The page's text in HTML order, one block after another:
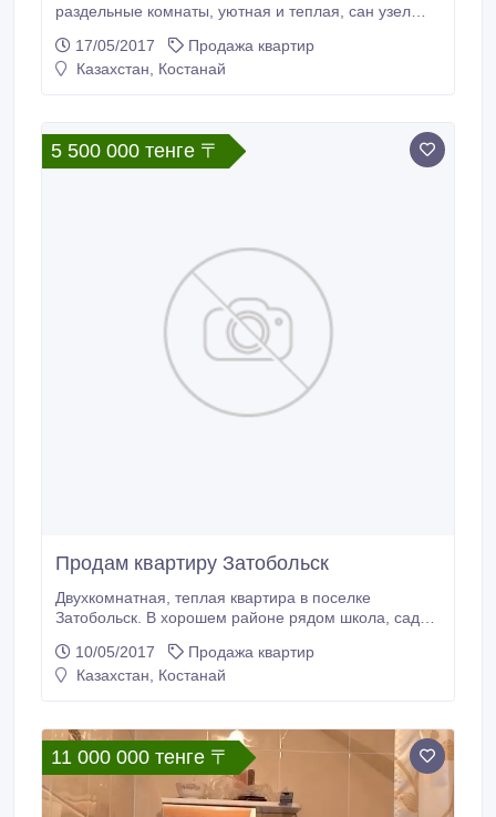
раздельные комнаты, уютная и теплая, сан узел
сантехника, в квартире заменены трубы,
радиаторы, есть счетчики на воду, пластиковые
дополнительных вложений.
17/05/2017
Продажа квартир
Казахстан, Костанай
5 500 000 тенге 〒
Продам квартиру Затобольск
Двухкомнатная, теплая квартира в поселке
Затобольск. В хорошем районе рядом школа, садик,
аристон, балкон остеклен, металлическая дверь,
10/05/2017
Продажа квартир
Казахстан, Костанай
11 000 000 тенге 〒